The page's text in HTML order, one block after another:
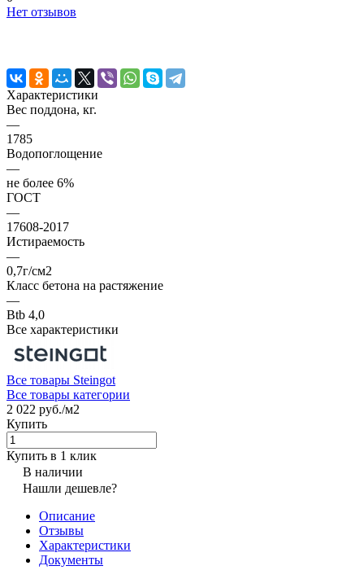
Нет отзывов
Характеристики
Вес поддона, кг.
—
1785
Водопоглощение
—
не более 6%
ГОСТ
—
17608-2017
Истираемость
—
0,7г/см2
Класс бетона на растяжение
—
Btb 4,0
Все характеристики
Все товары Steingot
Все товары категории
2 022 руб./м2
Купить
Купить в 1 клик
В наличии
Нашли дешевле?
Описание
Отзывы
Характеристики
Документы